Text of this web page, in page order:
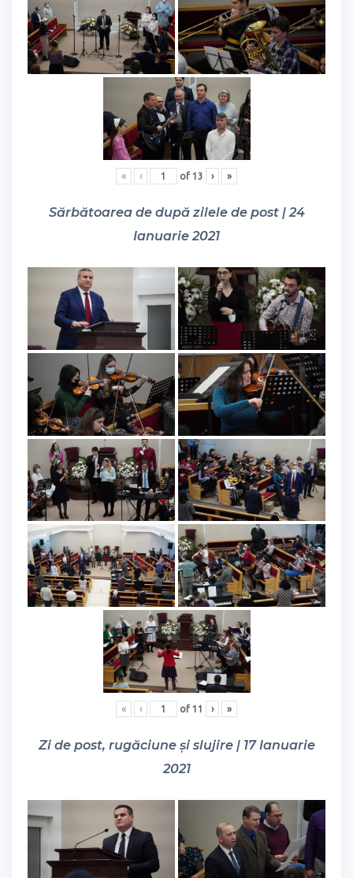
« ‹ of 13 › »
Sărbătoarea de după zilele de post | 24
Ianuarie 2021
« ‹ of 11 › »
Zi de post, rugăciune și slujire | 17 Ianuarie
2021